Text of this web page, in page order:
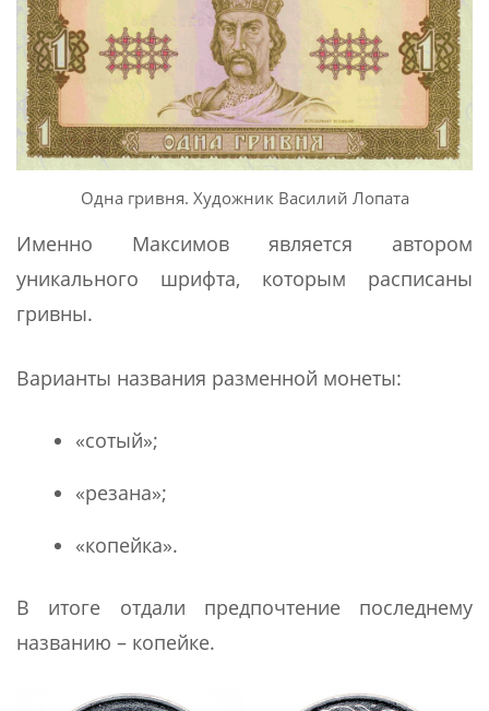
Одна гривня. Художник Василий Лопата
Именно Максимов является автором
уникального шрифта, которым расписаны
гривны.
Варианты названия разменной монеты:
«сотый»;
«резана»;
«копейка».
В итоге отдали предпочтение последнему
названию – копейке.